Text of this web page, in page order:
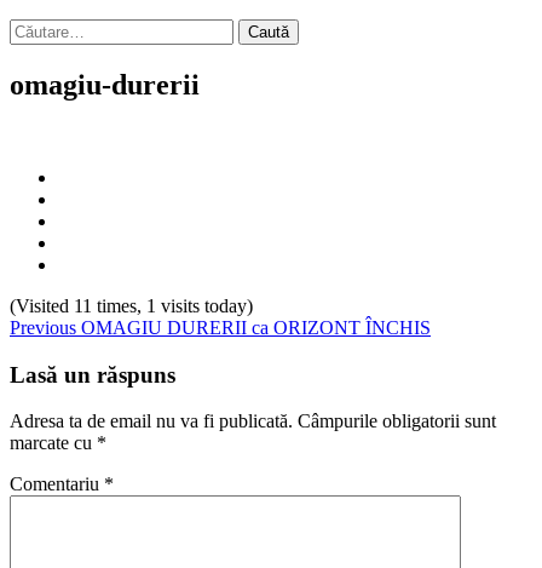
Caută
după:
omagiu-durerii
(Visited 11 times, 1 visits today)
Continue
Reading
Previous OMAGIU DURERII ca ORIZONT ÎNCHIS
Lasă un răspuns
Adresa ta de email nu va fi publicată. Câmpurile obligatorii sunt
marcate cu *
Comentariu *